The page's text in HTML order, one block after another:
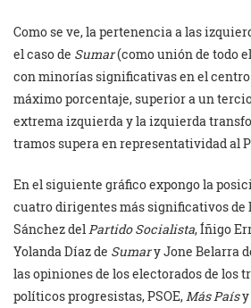
Como se ve, la pertenencia a las
el caso de Sumar(como unión de todo
con minorías significativas en el centro
máximo porcentaje, superior a un
extrema izquierda y la izquierda
tramos supera en representatividad al
En el siguiente gráfico expongo la
cuatro dirigentes más significativos de
Sánchez del Partido Socialista, Íñigo
Yolanda Díaz de Sumary Jone Belarra
las opiniones de los electorados de los
políticos progresistas, PSOE, Más Paísy